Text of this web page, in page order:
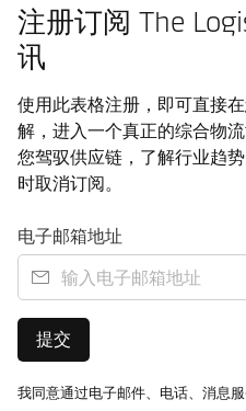
注册订阅 The
讯
使用此表格注册，即可直接
解，进入一个真正的综合物
您驾驭供应链，了解行业趋
时取消订阅。
电子邮箱地址
提交
我同意通过电子邮件、电话、消息